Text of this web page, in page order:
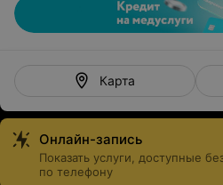
Карта
Онлайн-запись
Показать услуги, доступные
по телефону